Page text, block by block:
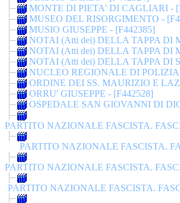
MONTE DI PIETA' DI CAGLIARI -
MUSEO DEL RISORGIMENTO -
MUSIO GIUSEPPE - [F442385]
NOTAI (Atti dei) DELLA TAPPA DI
NOTAI (Atti dei) DELLA TAPPA DI
NOTAI (Atti dei) DELLA TAPPA DI
NUCLEO REGIONALE DI
ORDINE DEI SS. MAURIZIO E
ORRU' GIUSEPPE - [F442528]
OSPEDALE SAN GIOVANNI DI
PARTITO NAZIONALE FASCISTA.
PARTITO NAZIONALE FASCISTA.
PARTITO NAZIONALE FASCISTA.
PARTITO NAZIONALE FASCISTA.